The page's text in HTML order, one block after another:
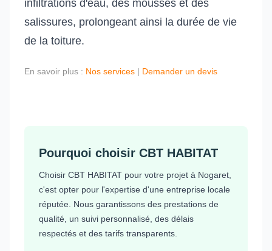
infiltrations d'eau, des mousses et des
salissures, prolongeant ainsi la durée de vie
de la toiture.
En savoir plus : Nos services | Demander un devis
Pourquoi choisir CBT HABITAT
Choisir CBT HABITAT pour votre projet à Nogaret,
c'est opter pour l'expertise d'une entreprise locale
réputée. Nous garantissons des prestations de
qualité, un suivi personnalisé, des délais
respectés et des tarifs transparents.